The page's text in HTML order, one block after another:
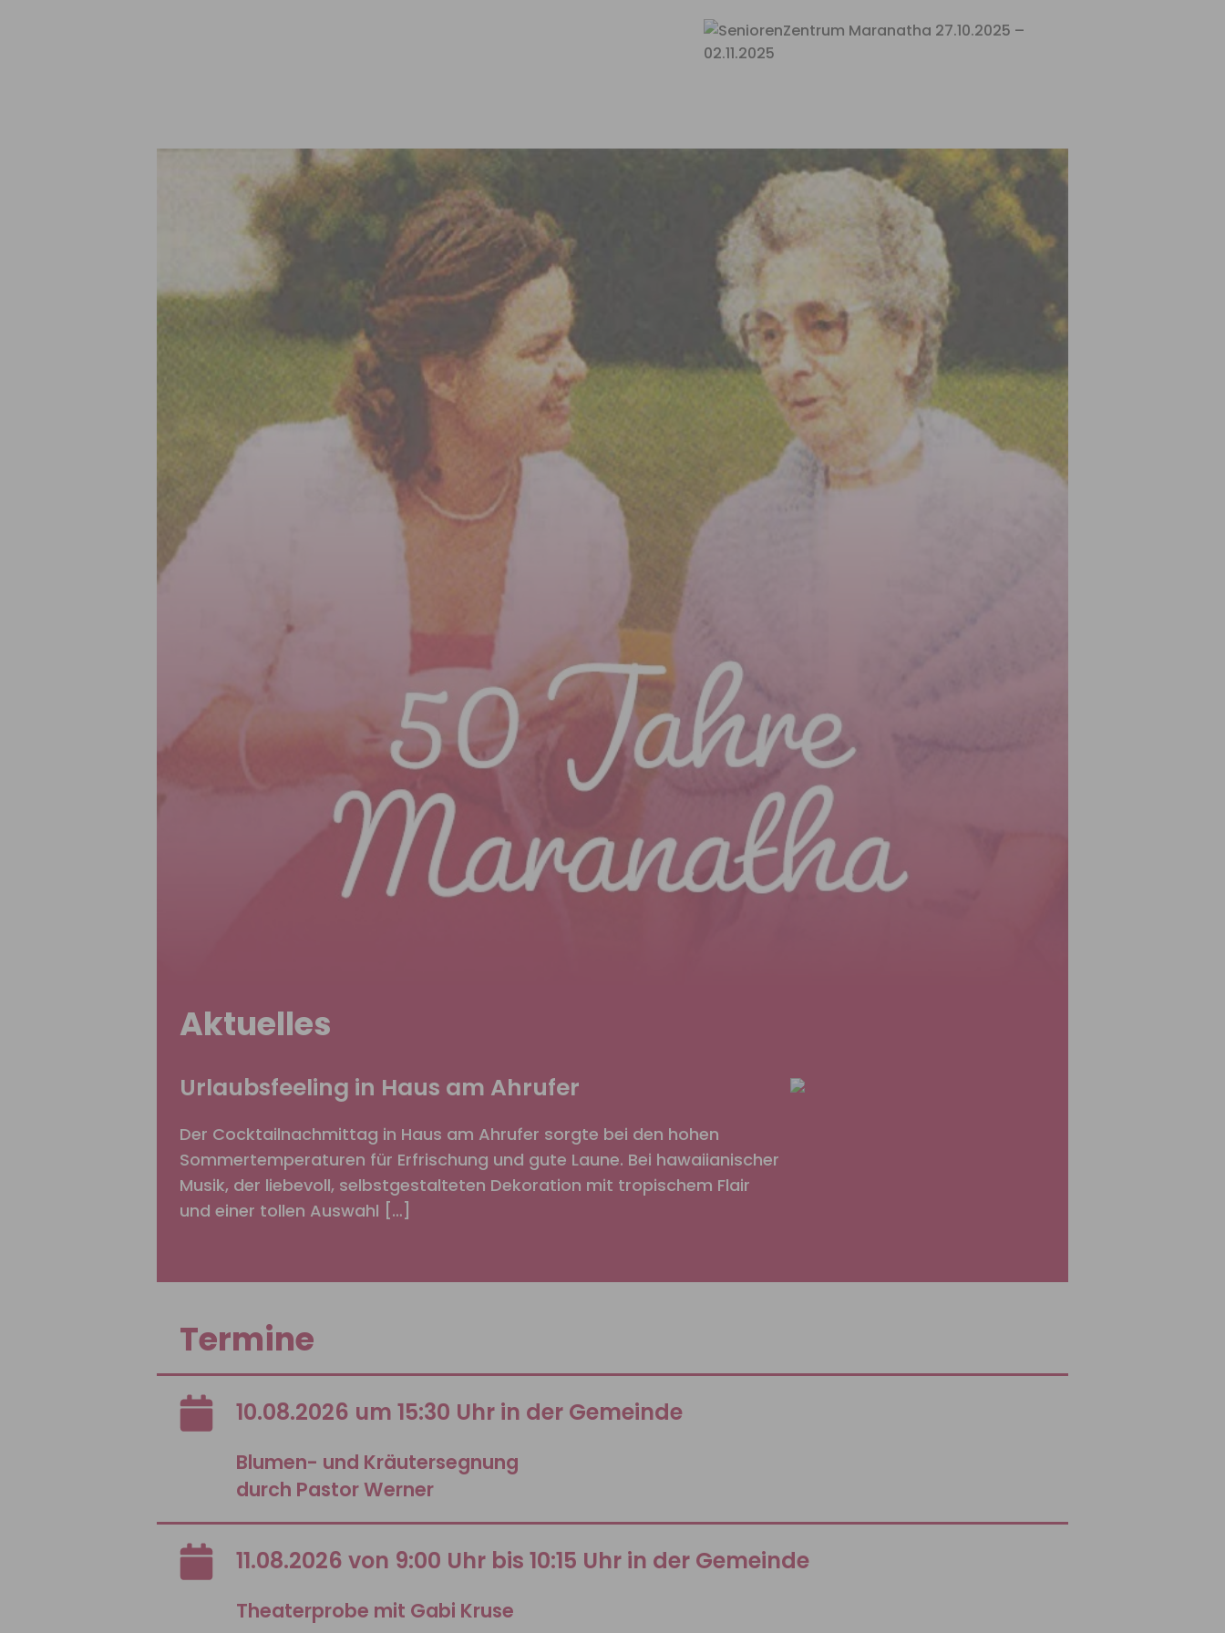
Aktuelles
Urlaubsfeeling in Haus am Ahrufer
Der Cocktailnachmittag in Haus am Ahrufer sorgte bei den hohen
Sommertemperaturen für Erfrischung und gute Laune. Bei hawaiianischer
Musik, der liebevoll, selbstgestalteten Dekoration mit tropischem Flair
und einer tollen Auswahl […]
Termine
10.08.2026 um 15:30 Uhr in der Gemeinde
Blumen- und Kräutersegnung
durch Pastor Werner
11.08.2026 von 9:00 Uhr bis 10:15 Uhr in der Gemeinde
Theaterprobe mit Gabi Kruse